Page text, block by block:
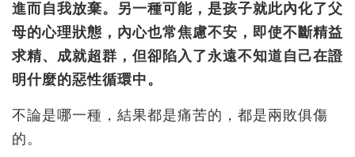
進而自我放棄。另一種可能，是孩子就此內化了父
母的心理狀態，內心也常焦慮不安，即使不斷精益
求精、成就超群，但卻陷入了永遠不知道自己在證
明什麼的惡性循環中。
不論是哪一種，結果都是痛苦的，都是兩敗俱傷
的。